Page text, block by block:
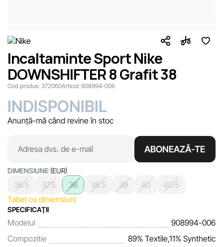
Incaltaminte Sport Nike
DOWNSHIFTER 8 Grafit 38
Cod produs: 372060Articol: 908994-006
INDISPONIBIL
Anunță-mă când revine în stoc
ABONEAZĂ-TE
DIMENSIUNE (EUR)
36.5 37.5 38 38.5 39 40
40.5
Tabel cu dimensiuni
SPECIFICAŢII
Modelul
908994-006
Compozitie
89% Textile,11% Synthetic